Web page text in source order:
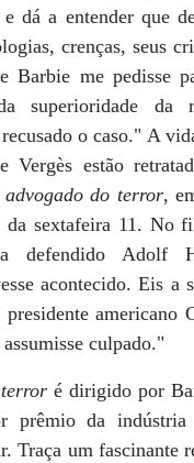
dá a entender que
crenças, seus
Barbie me pedisse
superioridade da
o caso." A
Vergès estão
advogado do terror,
sextafeira 11. No
defendido Adolf
acontecido. Eis a
americano
culpado."
é dirigido por
prêmio da indústria
Traça um fascinante